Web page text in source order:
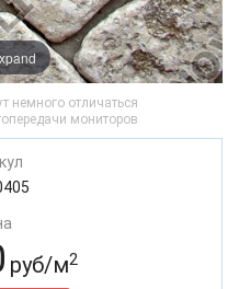
немного отличаться
мониторов
руб/м2